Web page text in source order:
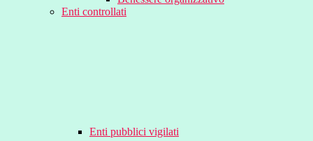
Enti controllati
Enti pubblici vigilati